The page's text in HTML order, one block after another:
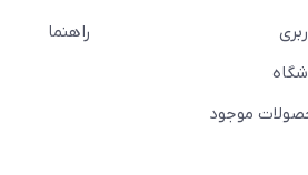
موجود
راهنما